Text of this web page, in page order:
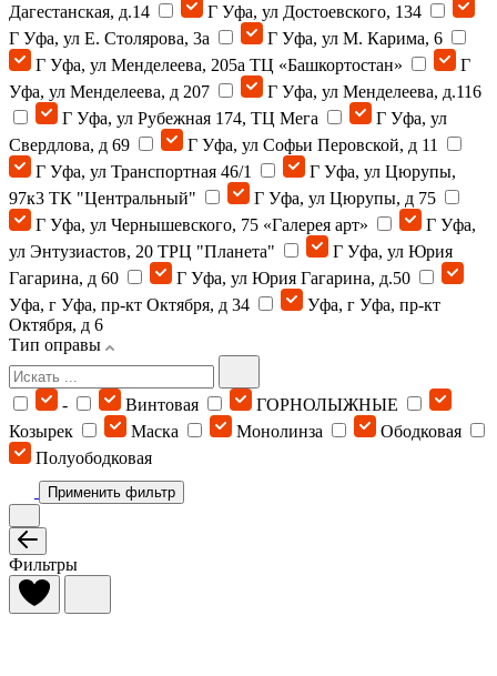
Дагестанская, д.14
Г Уфа, ул Достоевского, 134
Г Уфа, ул Е. Столярова, 3а
Г Уфа, ул М. Карима, 6
Г Уфа, ул Менделеева, 205а ТЦ «Башкортостан»
Г
Уфа, ул Менделеева, д 207
Г Уфа, ул Менделеева, д.116
Г Уфа, ул Рубежная 174, ТЦ Мега
Г Уфа, ул
Свердлова, д 69
Г Уфа, ул Софьи Перовской, д 11
Г Уфа, ул Транспортная 46/1
Г Уфа, ул Цюрупы,
97к3 ТК "Центральный"
Г Уфа, ул Цюрупы, д 75
Г Уфа, ул Чернышевского, 75 «Галерея арт»
Г Уфа,
ул Энтузиастов, 20 ТРЦ "Планета"
Г Уфа, ул Юрия
Гагарина, д 60
Г Уфа, ул Юрия Гагарина, д.50
Уфа, г Уфа, пр-кт Октября, д 34
Уфа, г Уфа, пр-кт
Октября, д 6
Тип оправы
- Винтовая
ГОРНОЛЫЖНЫЕ
Козырек
Маска Монолинза
Ободковая
Полуободковая
Применить фильтр
Фильтры